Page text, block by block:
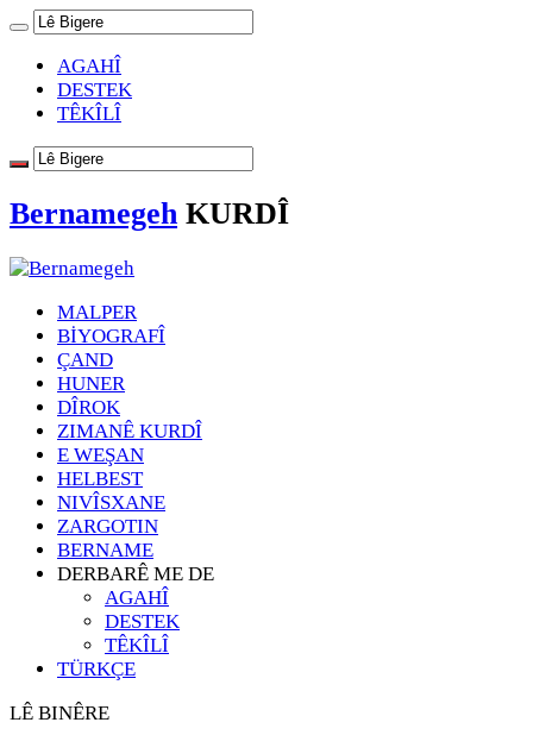
AGAHÎ
DESTEK
TÊKÎLÎ
Bernamegeh KURDÎ
MALPER
BİYOGRAFÎ
ÇAND
HUNER
DÎROK
ZIMANÊ KURDÎ
E WEŞAN
HELBEST
NIVÎSXANE
ZARGOTIN
BERNAME
DERBARÊ ME DE
AGAHÎ
DESTEK
TÊKÎLÎ
TÜRKÇE
LÊ BINÊRE